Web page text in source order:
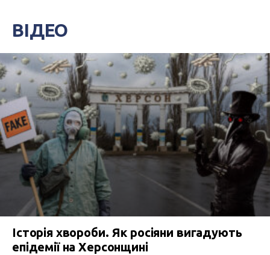
ВІДЕО
Історія хвороби. Як росіяни вигадують
епідемії на Херсонщині